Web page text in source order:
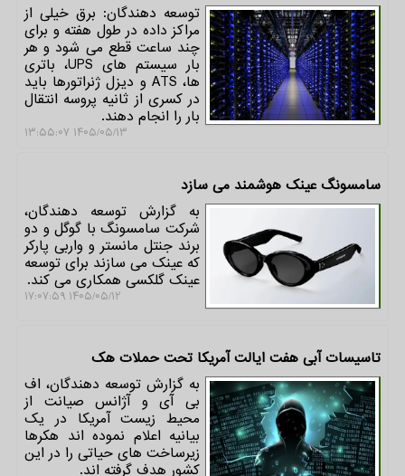
توسعه دهندگان: برق خیلی از
مراکز داده در طول هفته و برای
چند ساعت قطع می شود و هر
بار سیستم های UPS، باتری
ها، ATS و دیزل ژنراتورها باید
در کسری از ثانیه پروسه انتقال
بار را انجام دهند.
۱۴۰۵/۰۵/۱۳ ۱۳:۵۵:۰۷
سامسونگ عینک هوشمند می سازد
به گزارش توسعه دهندگان،
شرکت سامسونگ با گوگل و دو
برند جنتل مانستر و واربی پارکر
که عینک می سازند برای توسعه
عینک گلکسی همکاری می کند.
۱۴۰۵/۰۵/۱۲ ۱۷:۰۷:۵۹
تاسیسات آبی هفت ایالت آمریکا تحت حملات هک
به گزارش توسعه دهندگان، اف
بی آی و آژانس صیانت از
محیط زیست آمریکا در یک
بیانیه اعلام نموده اند هکرها
زیرساخت های حیاتی را در این
کشور هدف گرفته اند.